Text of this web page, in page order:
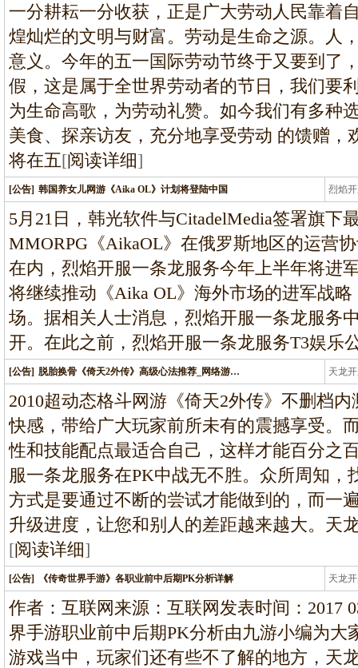
龙
一分耕耘一分收获，正是广大劳动人民靠着
煌灿烂的文明与财富。劳动是生命之源。人
意义。今年的五一国际劳动节终于又要到了
假，这是属于全世界劳动者的节日，我们要
为生命高歌，为劳动礼赞。如今我们有多种
美食、探亲访友，充分地享受劳动 的馈赠，
将在五[阅读详细]
[公告] 韩国养女儿网游《Aika OL》计划将登陆中国 烈焰
龙
5月21日，韩光软件与CitadelMedia签署旗下
MMORPG《AikaOL》在俄罗斯地区的运营
在内，烈焰开服一条龙服务今年上半年将进
将继续推动《Aika OL》海外市场的进军战
场。据相关人士消息，烈焰开服一条龙服务
开。在此之前，烈焰开服一条龙服务T3娱乐
[公告] 脱胎换骨《倚天2外传》高级心法推荐_网络游… 天龙
龙
2010超动态格斗网游《倚天2外传》不删档
快感，带给广大玩家前所未有的震撼享受。
性和技能配点最适合自己，这样才能百分之
服一条龙服务在PK中战无不胜。众所周知，
方式是要通过不断的尝试才能做到的，而一
升级进度，让您和别人的差距越来越大。天
[阅读详细]
[公告] 《传奇世界手游》各职业前中后期PK分析详解 天龙
龙
作者：互联网来源：互联网发表时间：2017
界手游职业前中后期PK分析由九游小编为大
游戏当中，玩家们还有些不了解的地方，天